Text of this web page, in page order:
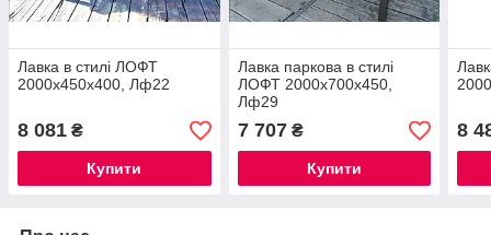
Лавка в стилі ЛОФТ
2000х450х400, Лф22
8 081 ₴
Купити
Лавка паркова в стилі
ЛОФТ 2000х700х450,
Лф29
7 707₴
Купити
8